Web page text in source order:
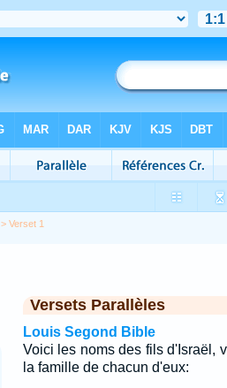
> Verset 1
Versets Parallèles
Louis Segond Bible
Voici les noms des fils d'Israël,
la famille de chacun d'eux: